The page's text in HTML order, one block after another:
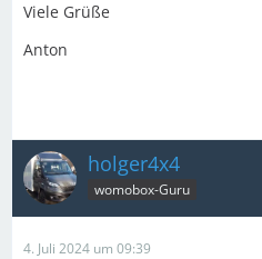
Viele Grüße
Anton
holger4x4
womobox-Guru
4. Juli 2024 um 09:39